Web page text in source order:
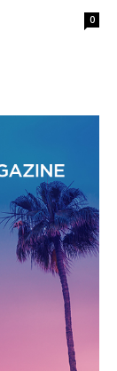
0